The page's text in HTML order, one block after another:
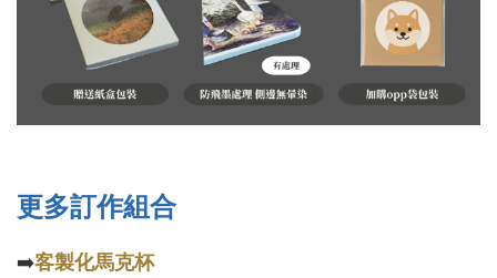
更多訂作組合
➡️客製化馬克杯